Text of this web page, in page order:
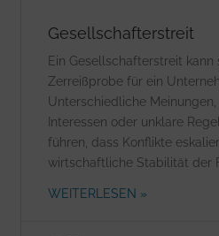
Gesellschafterstreit
Ein Gesellschafterstreit kann
Zerreißprobe für ein
Unterschiedliche
Interessen oder unklare
führen, dass Konflikte
wirtschaftliche Stabilität der
WEITERLESEN »